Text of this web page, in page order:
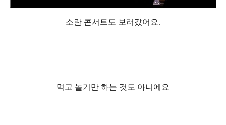
소란 콘서트도 보러갔어요.
먹고 놀기만 하는 것도 아니에요